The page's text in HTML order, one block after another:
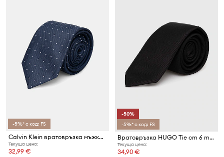
-5%* с код: FS
Calvin Klein вратовръзка мъжка с добавена коприна
Текуща цена:
32,99 €
-50%
-5%* с код: FS
Вратовръзка HUGO Tie cm 6 metal det.
Текуща цена:
34,90 €